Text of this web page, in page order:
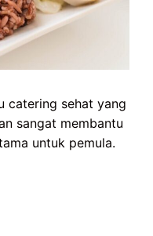
catering sehat yang
sangat membantu
untuk pemula.